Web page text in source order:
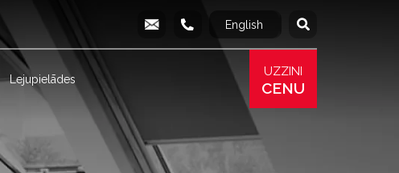
info@produs.lv
277 03 577 277 68 177
English Русский
Lejupielādes
UZZINI
CENU